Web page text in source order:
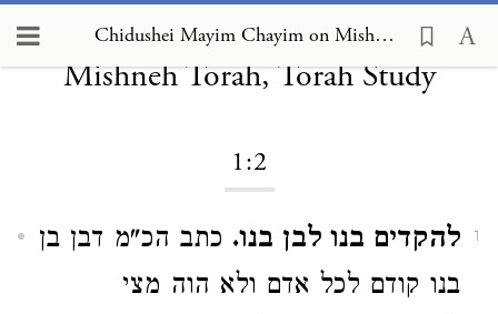
Chidushei Mayim Chayim on Mishneh Torah, Torah Study 1:2
Chidushei Mayim Chayim on
Mishneh Torah, Torah Study
1:2
1 להקדים בנו לבן בנו. כתב הכ"מ דבן בן
בנו קודם לכל אדם ולא הוה מצי